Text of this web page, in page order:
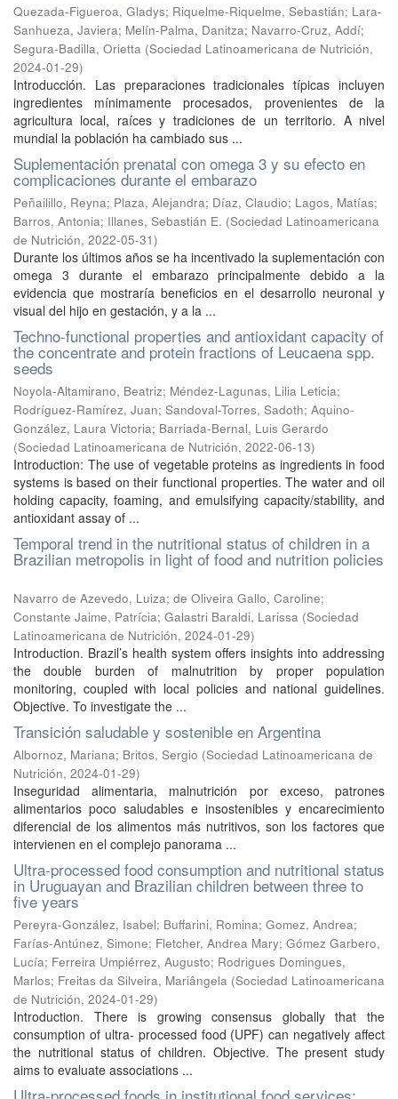
Quezada-Figueroa, Gladys; Riquelme-Riquelme, Sebastián; Lara-
Sanhueza, Javiera; Melín-Palma, Danitza; Navarro-Cruz, Addí;
Segura-Badilla, Orietta (Sociedad Latinoamericana de Nutrición,
2024-01-29)
Introducción. Las preparaciones tradicionales típicas incluyen
ingredientes mínimamente procesados, provenientes de la
agricultura local, raíces y tradiciones de un territorio. A nivel
mundial la población ha cambiado sus ...
Suplementación prenatal con omega 3 y su efecto en
complicaciones durante el embarazo
Peñailillo, Reyna; Plaza, Alejandra; Díaz, Claudio; Lagos, Matías;
Barros, Antonia; Illanes, Sebastián E. (Sociedad Latinoamericana
de Nutrición, 2022-05-31)
Durante los últimos años se ha incentivado la suplementación con
omega 3 durante el embarazo principalmente debido a la
evidencia que mostraría beneficios en el desarrollo neuronal y
visual del hijo en gestación, y a la ...
Techno-functional properties and antioxidant capacity of
the concentrate and protein fractions of Leucaena spp.
seeds
Noyola-Altamirano, Beatriz; Méndez-Lagunas, Lilia Leticia;
Rodríguez-Ramírez, Juan; Sandoval-Torres, Sadoth; Aquino-
González, Laura Victoria; Barriada-Bernal, Luis Gerardo
(Sociedad Latinoamericana de Nutrición, 2022-06-13)
Introduction: The use of vegetable proteins as ingredients in food
systems is based on their functional properties. The water and oil
holding capacity, foaming, and emulsifying capacity/stability, and
antioxidant assay of ...
Temporal trend in the nutritional status of children in a
Brazilian metropolis in light of food and nutrition policies
Navarro de Azevedo, Luiza; de Oliveira Gallo, Caroline;
Constante Jaime, Patrícia; Galastri Baraldi, Larissa (Sociedad
Latinoamericana de Nutrición, 2024-01-29)
Introduction. Brazil’s health system offers insights into addressing
the double burden of malnutrition by proper population
monitoring, coupled with local policies and national guidelines.
Objective. To investigate the ...
Transición saludable y sostenible en Argentina
Albornoz, Mariana; Britos, Sergio (Sociedad Latinoamericana de
Nutrición, 2024-01-29)
Inseguridad alimentaria, malnutrición por exceso, patrones
alimentarios poco saludables e insostenibles y encarecimiento
diferencial de los alimentos más nutritivos, son los factores que
intervienen en el complejo panorama ...
Ultra-processed food consumption and nutritional status
in Uruguayan and Brazilian children between three to
five years
Pereyra-González, Isabel; Buffarini, Romina; Gomez, Andrea;
Farías-Antúnez, Simone; Fletcher, Andrea Mary; Gómez Garbero,
Lucía; Ferreira Umpiérrez, Augusto; Rodrigues Domingues,
Marlos; Freitas da Silveira, Mariângela (Sociedad Latinoamericana
de Nutrición, 2024-01-29)
Introduction. There is growing consensus globally that the
consumption of ultra- processed food (UPF) can negatively affect
the nutritional status of children. Objective. The present study
aims to evaluate associations ...